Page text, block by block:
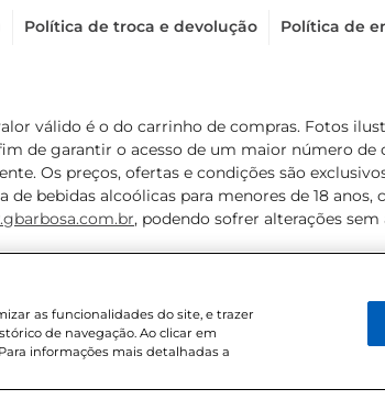
Política de troca e devolução Política de
válido é o do carrinho de compras. Fotos
de garantir o acesso de um maior número
Os preços, ofertas e condições são
bebidas alcoólicas para menores de 18
, podendo sofrer alterações
as funcionalidades do site, e trazer
de navegação. Ao clicar em
informações mais detalhadas a